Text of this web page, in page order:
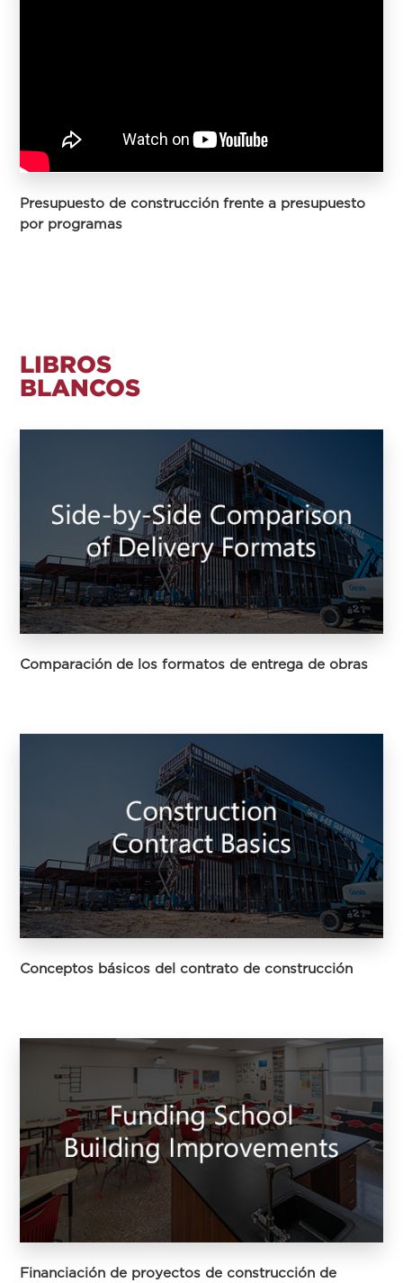
Presupuesto de construcción frente a presupuesto
por programas
LIBROS
BLANCOS
Comparación de los formatos de entrega de obras
Conceptos básicos del contrato de construcción
Financiación de proyectos de construcción de